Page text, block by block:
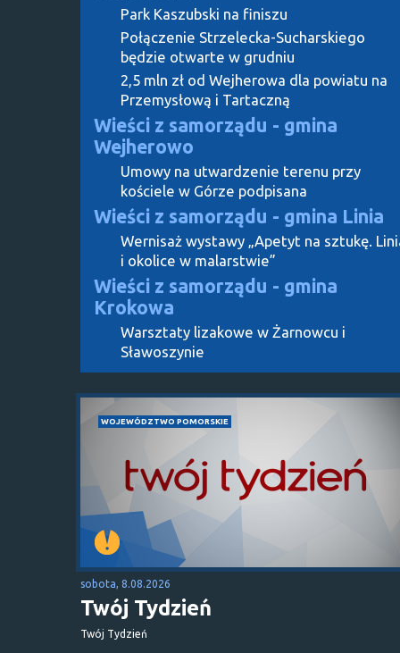
Park Kaszubski na finiszu
Połączenie Strzelecka-Sucharskiego
będzie otwarte w grudniu
2,5 mln zł od Wejherowa dla powiatu na
Przemysłową i Tartaczną
Wieści z samorządu - gmina
Wejherowo
Umowy na utwardzenie terenu przy
kościele w Górze podpisana
Wieści z samorządu - gmina Linia
Wernisaż wystawy „Apetyt na sztukę.
i okolice w malarstwie”
Wieści z samorządu - gmina
Krokowa
Warsztaty lizakowe w Żarnowcu i
Sławoszynie
WOJEWÓDZTWO POMORSKIE
sobota, 8.08.2026
Twój Tydzień
Twój Tydzień